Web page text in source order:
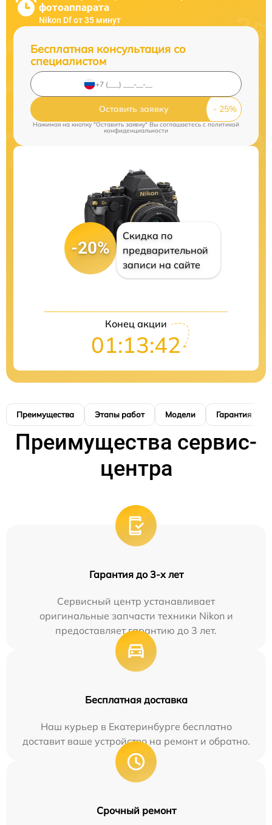
фотоаппарата
Nikon Df от 35 минут
Бесплатная консультация со
специалистом
Оставить заявку
Нажимая на кнопку "Оставить заявку" Вы соглашаетесь cполитикой
конфиденциальности
-20%
Скидка по
предварительной
записи на сайте
Конец акции
01:13:40
Преимущества Этапы работ Модели Гарантия
Преимущества сервис-
центра
Гарантия до 3-х лет
Сервисный центр устанавливает
оригинальные запчасти техники Nikon и
предоставляет гарантию до 3 лет.
Бесплатная доставка
Наш курьер в Екатеринбурге бесплатно
доставит ваше устройство на ремонт и обратно.
Срочный ремонт